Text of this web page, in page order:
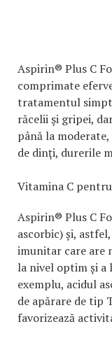
Aspirin® Plus C
comprimate
tratamentul
răcelii şi gripei,
până la
de dinţi, durerile
Vitamina C
Aspirin® Plus C
ascorbic) și,
imunitar care are
la nivel optim și
exemplu, acidul
de apărare de tip
favorizează